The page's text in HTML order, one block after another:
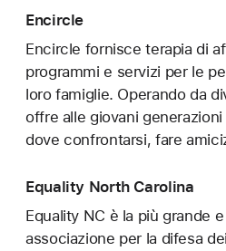
Encircle
Encircle fornisce terapia di
programmi e servizi per le
loro famiglie. Operando da
offre alle giovani
dove confrontarsi, fare
Equality North Carolina
Equality NC è la più grande
associazione per la difesa